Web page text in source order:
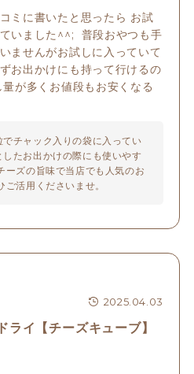
ミに書いたと思ったら お試
いました^^;  普段おやつも手
ませんがお試しに入っていて
お出かけにも持って行けるの
が多くお値段もお安くなる
チャック入りの袋に入ってい
たお出かけの際にも使いやす
ーズの旨味で当店でも人気のお
活用くださいませ。
2025.04.03
ライ【チーズキューブ】